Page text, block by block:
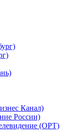
Канал)
России)
(ОРТ)